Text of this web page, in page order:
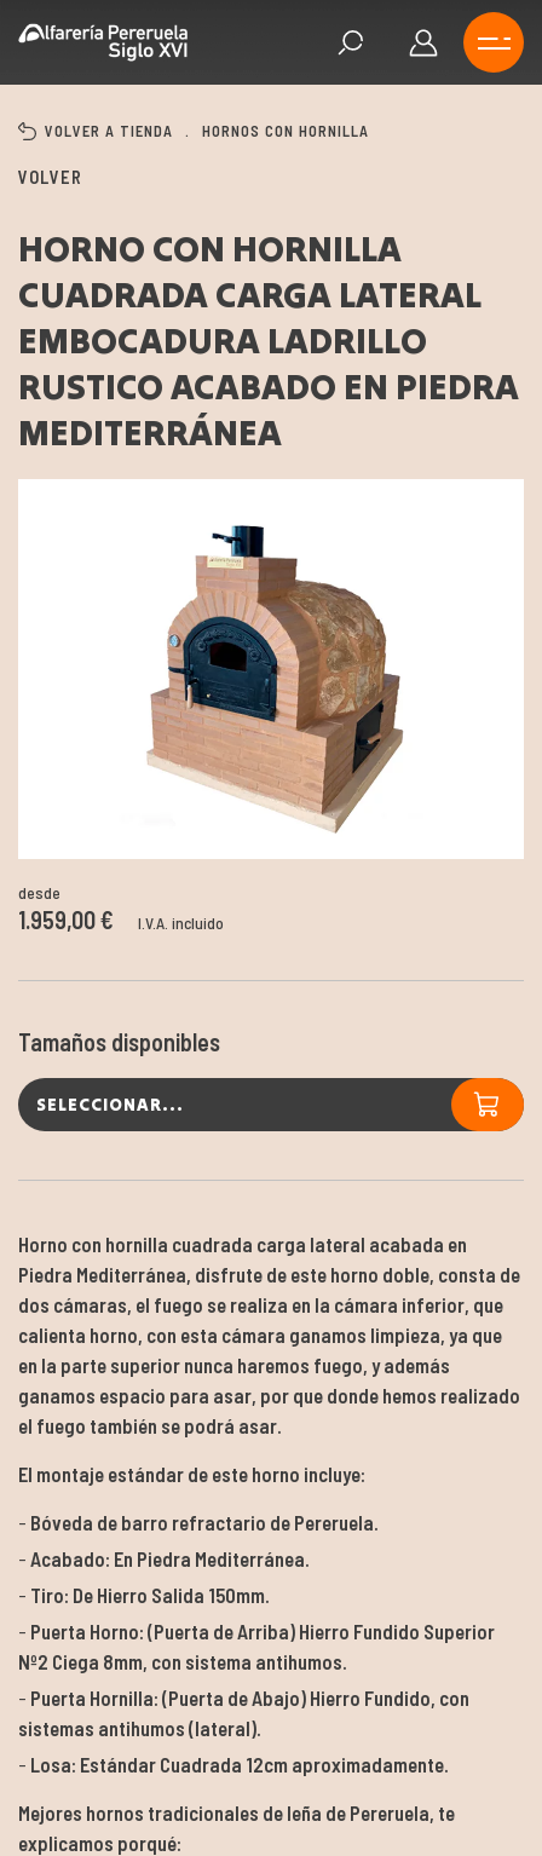
VOLVER A TIENDA . HORNOS CON HORNILLA
VOLVER
HORNO CON HORNILLA
CUADRADA CARGA LATERAL
EMBOCADURA LADRILLO
RUSTICO ACABADO EN PIEDRA
MEDITERRÁNEA
desde
1.959,00 € I.V.A. incluido
Tamaños disponibles
SELECCIONAR...
Horno con hornilla cuadrada carga lateral acabada en
Piedra Mediterránea, disfrute de este horno doble, consta de
dos cámaras, el fuego se realiza en la cámara inferior, que
calienta horno, con esta cámara ganamos limpieza, ya que
en la parte superior nunca haremos fuego, y además
ganamos espacio para asar, por que donde hemos realizado
el fuego también se podrá asar.
El montaje estándar de este horno incluye:
Bóveda de barro refractario de Pereruela.
Acabado: En Piedra Mediterránea.
Tiro: De Hierro Salida 150mm.
Puerta Horno: (Puerta de Arriba) Hierro Fundido Superior
Nº2 Ciega 8mm, con sistema antihumos.
Puerta Hornilla: (Puerta de Abajo) Hierro Fundido, con
sistemas antihumos (lateral).
Losa: Estándar Cuadrada 12cm aproximadamente.
Mejores hornos tradicionales de leña de Pereruela, te
explicamos porqué: